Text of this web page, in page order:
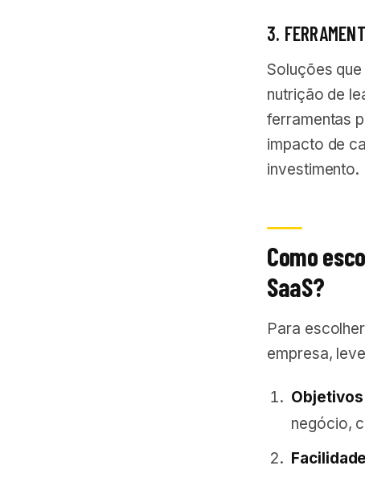
3.
Soluções
nutrição de
ferramentas
impacto de
investimento.
Como
SaaS?
Para
empresa,
negócio,